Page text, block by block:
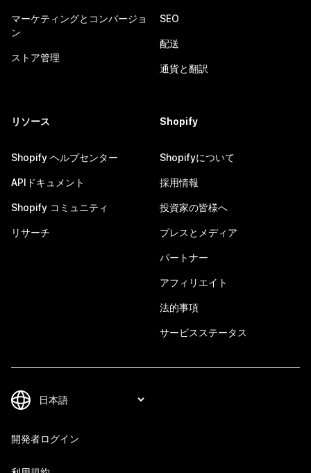
マーケティングとコンバージョ
ン
ストア管理
SEO
配送
通貨と翻訳
リソース
Shopify ヘルプセンター
APIドキュメント
Shopify コミュニティ
リサーチ
Shopify
Shopifyについて
採用情報
投資家の皆様へ
プレスとメディア
パートナー
アフィリエイト
法的事項
サービスステータス
開発者ログイン